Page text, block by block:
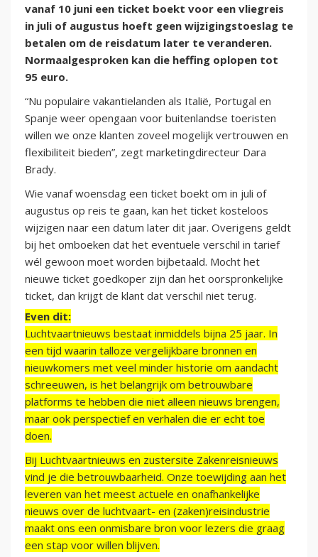
vanaf 10 juni een ticket boekt voor een vliegreis
in juli of augustus hoeft geen wijzigingstoeslag te
betalen om de reisdatum later te veranderen.
Normaalgesproken kan die heffing oplopen tot
95 euro.
“Nu populaire vakantielanden als Italië, Portugal en
Spanje weer opengaan voor buitenlandse toeristen
willen we onze klanten zoveel mogelijk vertrouwen en
flexibiliteit bieden”, zegt marketingdirecteur Dara
Brady.
Wie vanaf woensdag een ticket boekt om in juli of
augustus op reis te gaan, kan het ticket kosteloos
wijzigen naar een datum later dit jaar. Overigens geldt
bij het omboeken dat het eventuele verschil in tarief
wél gewoon moet worden bijbetaald. Mocht het
nieuwe ticket goedkoper zijn dan het oorspronkelijke
ticket, dan krijgt de klant dat verschil niet terug.
Even dit:
Luchtvaartnieuws bestaat inmiddels bijna 25 jaar. In
een tijd waarin talloze vergelijkbare bronnen en
nieuwkomers met veel minder historie om aandacht
schreeuwen, is het belangrijk om betrouwbare
platforms te hebben die niet alleen nieuws brengen,
maar ook perspectief en verhalen die er echt toe
doen.
Bij Luchtvaartnieuws en zustersite Zakenreisnieuws
vind je die betrouwbaarheid. Onze toewijding aan het
leveren van het meest actuele en onafhankelijke
nieuws over de luchtvaart- en (zaken)reisindustrie
maakt ons een onmisbare bron voor lezers die graag
een stap voor willen blijven.